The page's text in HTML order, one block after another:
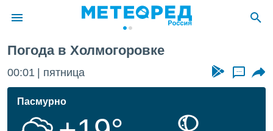
о
Погода в Холмогоровке
00:01 пятница ...
Пасмурно